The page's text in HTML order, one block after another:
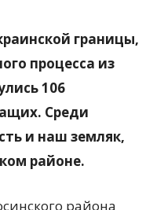
границы,
процесса из
106
Среди
и наш земляк,
районе.
района